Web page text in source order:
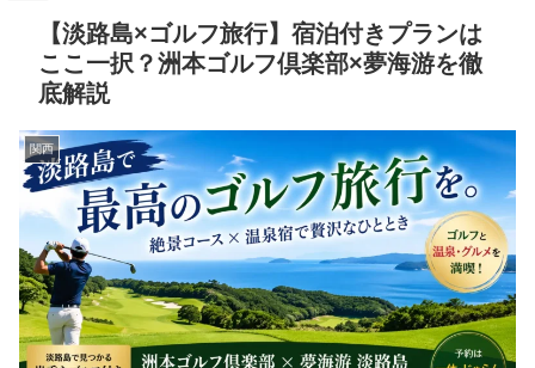
【淡路島×ゴルフ旅行】宿泊付きプランは
ここ一択？洲本ゴルフ倶楽部×夢海游を徹
底解説
関西